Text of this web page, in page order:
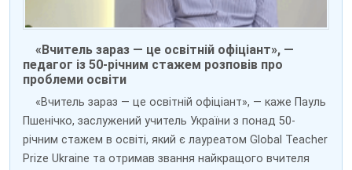
«Вчитель зараз — це освітній офіціант», —
педагог із 50-річним стажем розповів про
проблеми освіти
«Вчитель зараз — це освітній офіціант», — каже Пауль
Пшенічко, заслужений учитель України з понад 50-
річним стажем в освіті, який є лауреатом Global Teacher
Prize Ukraine та отримав звання найкращого вчителя